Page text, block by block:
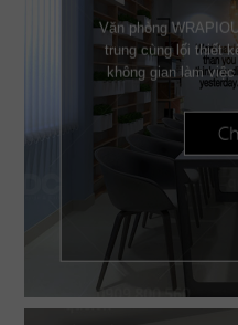
Văn phòng
trung cùng lối thiết
không gian làm